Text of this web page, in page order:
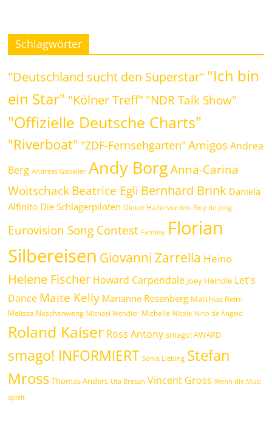
Schlagwörter
"Deutschland sucht den Superstar" "Ich bin
ein Star" "Kölner Treff" "NDR Talk Show"
"Offizielle Deutsche Charts"
"Riverboat" "ZDF-Fernsehgarten" Amigos Andrea
Berg Andreas Gabalier Andy Borg Anna-Carina
WoitschackBeatrice Egli Bernhard Brink Daniela
Alfinito Die Schlagerpiloten Dieter Hallervorden Eloy de Jong
Eurovision Song Contest Fantasy Florian
Silbereisen Giovanni Zarrella Heino
Helene Fischer Howard Carpendale Joey Heindle Let's
Dance Maite Kelly Marianne Rosenberg Matthias Reim
Melissa Naschenweng Michael Wendler Michelle Nicole Nino de Angelo
Roland Kaiser Ross Antony smago! AWARD
smago! INFORMIERT Sonia Liebing Stefan
Mross Thomas Anders Uta Bresan Vincent Gross Wenn die Musi
spielt